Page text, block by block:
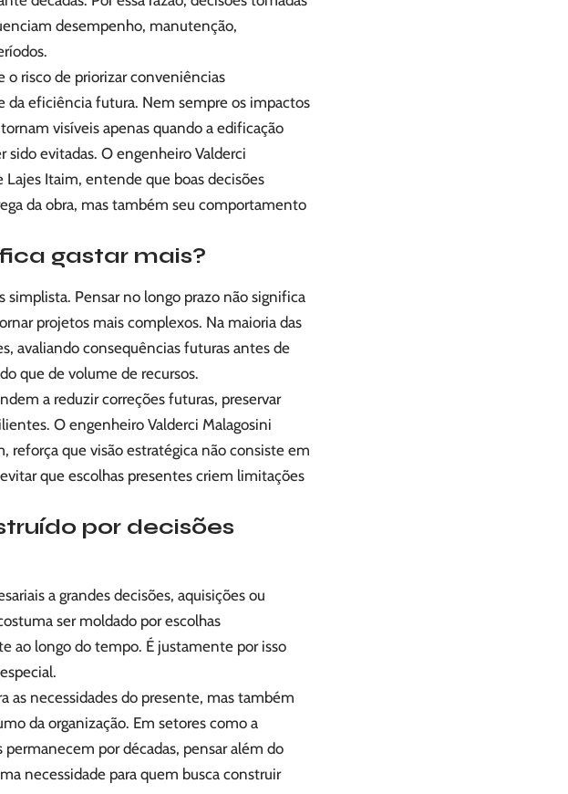
desempenho, manutenção,
o risco de priorizar conveniências
eficiência futura. Nem sempre os impactos
visíveis apenas quando a edificação
evitadas. O engenheiro Valderci
Itaim, entende que boas decisões
da obra, mas também seu comportamento
gastar mais?
Pensar no longo prazo não significa
projetos mais complexos. Na maioria das
avaliando consequências futuras antes de
que de volume de recursos.
a reduzir correções futuras, preservar
O engenheiro Valderci Malagosini
reforça que visão estratégica não consiste em
que escolhas presentes criem limitações
por decisões
a grandes decisões, aquisições ou
ser moldado por escolhas
ao longo do tempo. É justamente por isso
as necessidades do presente, mas também
da organização. Em setores como a
por décadas, pensar além do
necessidade para quem busca construir